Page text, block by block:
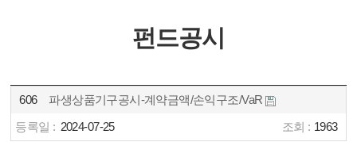
펀드공시
606 파생상품기구공시-계약금액/손익구조/VaR
2024-07-25 1963